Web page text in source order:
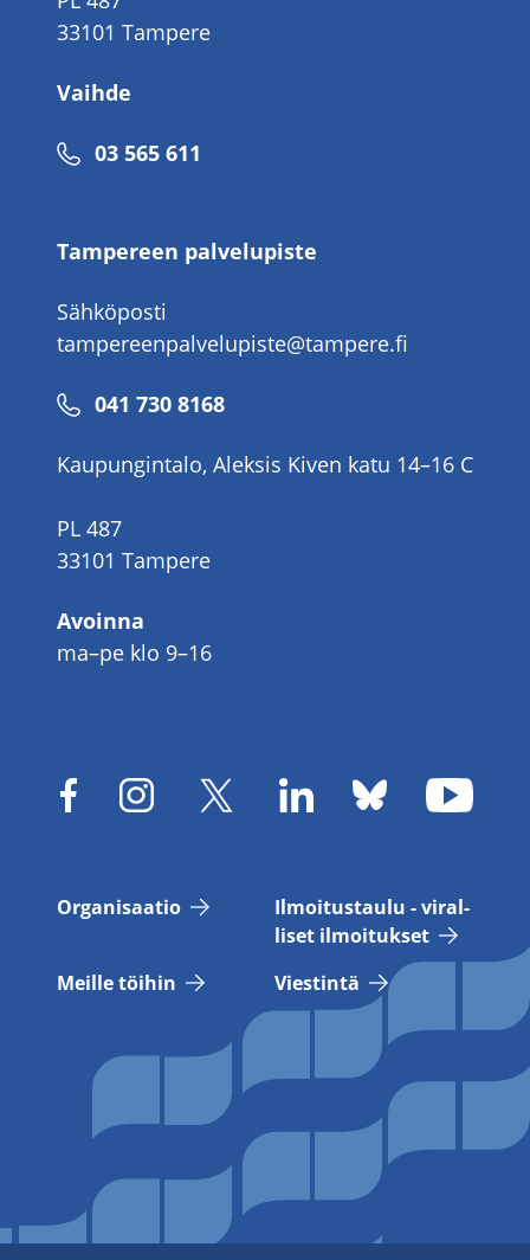
33101 Tampere
Vaihde
Puhelinnumero
03 565 611
Tampereen palvelupiste
Sähköposti
tampereenpalvelupiste@tampere.fi
Puhelinnumero
041 730 8168
Kaupungintalo, Aleksis Kiven katu 14–16 C
PL 487
33101 Tampere
Avoinna
ma–pe klo 9–16
Or­ga­ni­saa­tio
Il­moi­tus­tau­lu - vi­ral­
li­set il­moi­tuk­set
Meil­le töi­hin
Vies­tin­tä